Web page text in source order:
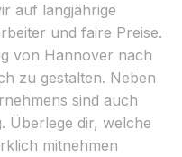
auf langjährige
und faire Preise.
von Hannover nach
zu gestalten. Neben
sind auch
Überlege dir, welche
mitnehmen